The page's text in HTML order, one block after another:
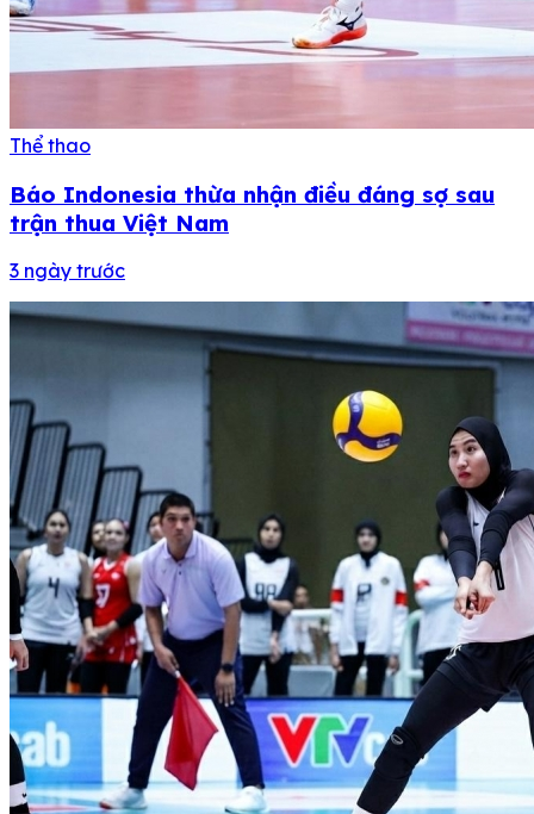
Thể thao
Báo Indonesia thừa nhận điều đáng sợ sau
trận thua Việt Nam
3 ngày trước